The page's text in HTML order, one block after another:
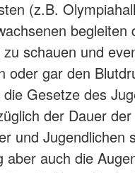
(z.B.
schauen und
oder gar den
Gesetze des
der Dauer
und Jugendlichen
aber auch die